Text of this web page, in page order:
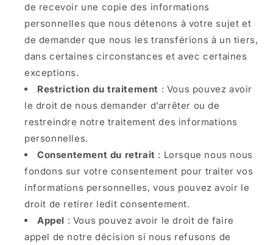
de recevoir une copie des informations
personnelles que nous détenons à votre sujet et
de demander que nous les transférions à un tiers,
dans certaines circonstances et avec certaines
exceptions.
Restriction du traitement : Vous pouvez avoir
le droit de nous demander d’arrêter ou de
restreindre notre traitement des informations
personnelles.
Consentement du retrait : Lorsque nous nous
fondons sur votre consentement pour traiter vos
informations personnelles, vous pouvez avoir le
droit de retirer ledit consentement.
Appel : Vous pouvez avoir le droit de faire
appel de notre décision si nous refusons de